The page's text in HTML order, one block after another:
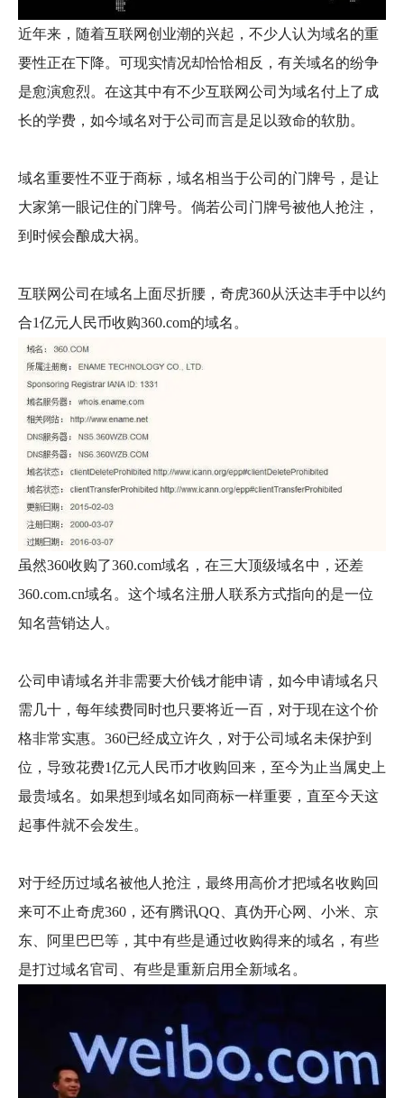
近年来，随着互联网创业潮的兴起，不少人认为域名的重
要性正在下降。可现实情况却恰恰相反，有关域名的纷争
是愈演愈烈。在这其中有不少互联网公司为域名付上了成
长的学费，如今域名对于公司而言是足以致命的软肋。
域名重要性不亚于商标，域名相当于公司的门牌号，是让
大家第一眼记住的门牌号。倘若公司门牌号被他人抢注，
到时候会酿成大祸。
互联网公司在域名上面尽折腰，奇虎360从沃达丰手中以约
合1亿元人民币收购360.com的域名。
虽然360收购了360.com域名，在三大顶级域名中，还差
360.com.cn域名。这个域名注册人联系方式指向的是一位
知名营销达人。
公司申请域名并非需要大价钱才能申请，如今申请域名只
需几十，每年续费同时也只要将近一百，对于现在这个价
格非常实惠。360已经成立许久，对于公司域名未保护到
位，导致花费1亿元人民币才收购回来，至今为止当属史上
最贵域名。如果想到域名如同商标一样重要，直至今天这
起事件就不会发生。
对于经历过域名被他人抢注，最终用高价才把域名收购回
来可不止奇虎360，还有腾讯QQ、真伪开心网、小米、京
东、阿里巴巴等，其中有些是通过收购得来的域名，有些
是打过域名官司、有些是重新启用全新域名。